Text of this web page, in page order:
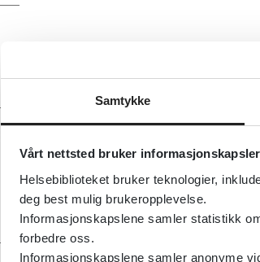
Samtykke
Vårt nettsted bruker informasjonskapsler
Helsebiblioteket bruker teknologier,
deg best mulig brukeropplevelse.
Informasjonskapslene samler statistikk
forbedre oss.
Informasjonskapslene samler anonyme